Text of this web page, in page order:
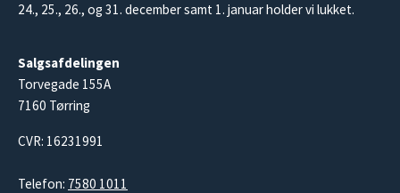
24., 25., 26., og 31. december samt 1. januar holder vi lukket.
Salgsafdelingen
Torvegade 155A
7160 Tørring
CVR: 16231991
Telefon: 7580 1011